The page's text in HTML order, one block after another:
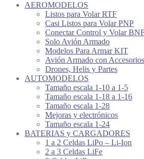
AEROMODELOS
Listos para Volar RTF
Casi Listos para Volar PNP
Conectar Control y Volar
Solo Avión Armado
Modelos Para Armar KIT
Avión Armado con
Drones, Helis y Partes
AUTOMODELOS
Tamaño escala 1-10 a 1-5
Tamaño escala 1-18 a 1-16
Tamaño escala 1-28
Mejoras y electrónicos
Tamaño escala 1-24
BATERIAS y CARGADORES
1 a 2 Celdas LiPo – Li-Ion
2 a 3 Celdas LiFe